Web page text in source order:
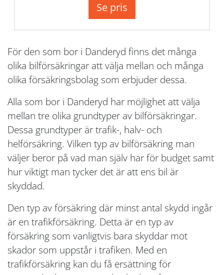
Se pris
För den som bor i Danderyd finns det många
olika bilförsäkringar att välja mellan och många
olika försäkringsbolag som erbjuder dessa.
Alla som bor i Danderyd har möjlighet att välja
mellan tre olika grundtyper av bilförsäkringar.
Dessa grundtyper är trafik-, halv- och
helförsäkring. Vilken typ av bilförsäkring man
väljer beror på vad man själv har för budget samt
hur viktigt man tycker det är att ens bil är
skyddad.
Den typ av försäkring där minst antal skydd ingår
är en trafikförsäkring. Detta är en typ av
försäkring som vanligtvis bara skyddar mot
skador som uppstår i trafiken. Med en
trafikförsäkring kan du få ersättning för